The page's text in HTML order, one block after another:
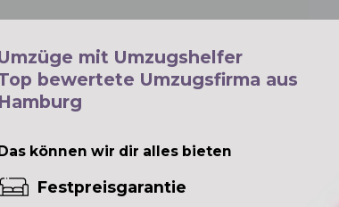
mit Umzugshelfer
bewertete Umzugsfirma aus
Hamburg
können wir dir alles bieten
Festpreisgarantie